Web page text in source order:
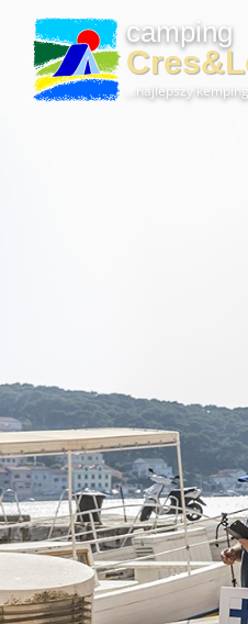
camping
...najlepszy